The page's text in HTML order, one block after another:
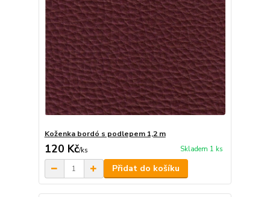
Koženka bordó s podlepem 1,2 m
120 Kč/ks Skladem 1 ks
Přidat do košíku